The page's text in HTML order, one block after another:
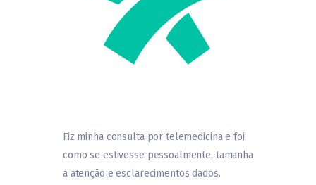
Fiz minha consulta por telemedicina e foi
como se estivesse pessoalmente, tamanha
a atenção e esclarecimentos dados.